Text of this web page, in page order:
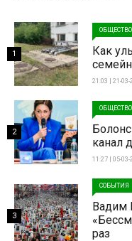
ОБЩЕСТВО
Как
21:03 | 21-03-
1
ОБЩЕСТВО
канал
11:27 | 05-03-
2
СОБЫТИЯ
Вадим
раз
3